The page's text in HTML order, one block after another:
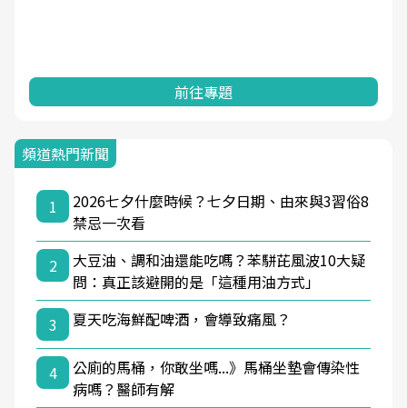
前往專題
頻道熱門新聞
1
2026七夕什麼時候？七夕日期、由來與3習俗8
禁忌一次看
2
大豆油、調和油還能吃嗎？苯駢芘風波10大疑
問：真正該避開的是「這種用油方式」
3
夏天吃海鮮配啤酒，會導致痛風？
4
公廁的馬桶，你敢坐嗎...》馬桶坐墊會傳染性
病嗎？醫師有解